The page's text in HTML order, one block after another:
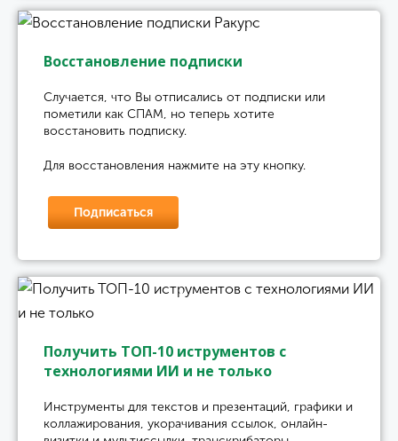
Восстановление подписки
Случается, что Вы отписались от подписки или
пометили как СПАМ, но теперь хотите
восстановить подписку.
Для восстановления нажмите на эту кнопку.
Подписаться
Получить ТОП-10 иструментов с
технологиями ИИ и не только
Инструменты для текстов и презентаций, графики и
коллажирования, укорачивания ссылок, онлайн-